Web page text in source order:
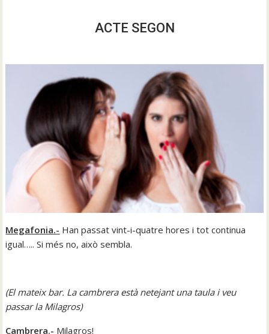
ACTE SEGON
Megafonia.- Han passat vint-i-quatre hores i tot continua
igual….. Si més no, això sembla.
(El mateix bar. La cambrera està netejant una taula i veu
passar la Milagros)
Cambrera.- Milagros!